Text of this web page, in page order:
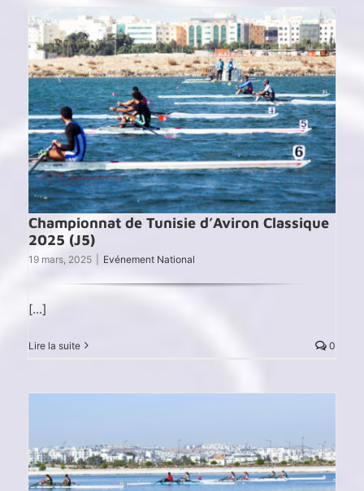
Championnat de Tunisie d’Aviron Classique
2025 (J5)
19 mars, 2025 Evénement National
[...]
Lire la suite 0